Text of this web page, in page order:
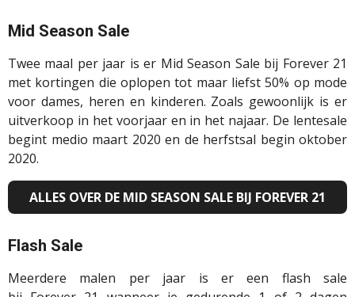
Mid Season Sale
Twee maal per jaar is er Mid Season Sale bij Forever 21
met kortingen die oplopen tot maar liefst 50% op mode
voor dames, heren en kinderen. Zoals gewoonlijk is er
uitverkoop in het voorjaar en in het najaar. De lentesale
begint medio maart 2020 en de herfstsal begin oktober
2020.
ALLES OVER DE MID SEASON SALE BIJ FOREVER 21
Flash Sale
Meerdere malen per jaar is er een flash sale